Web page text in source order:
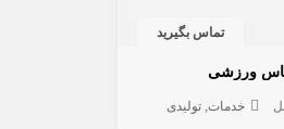
تماس بگیرید
ورزشی
خدمات تولیدی